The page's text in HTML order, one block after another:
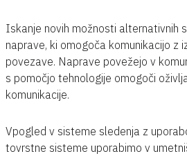
Iskanje novih možnosti alternativnih
naprave, ki omogoča komunikacijo z
povezave. Naprave povežejo v
s pomočjo tehnologije omogoči
komunikacije.
Vpogled v sisteme sledenja z
tovrstne sisteme uporabimo v